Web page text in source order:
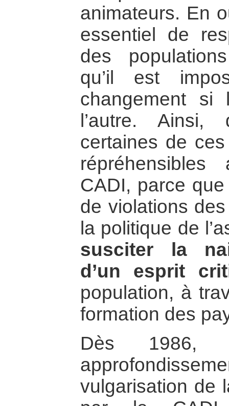
animateurs. En
essentiel de
des
qu’il est
changement si
l’autre.
certaines de
CADI, parce
de violations
la politique de
susciter la
d’un esprit
population, à
formation des
Dès 1986,
vulgarisation de